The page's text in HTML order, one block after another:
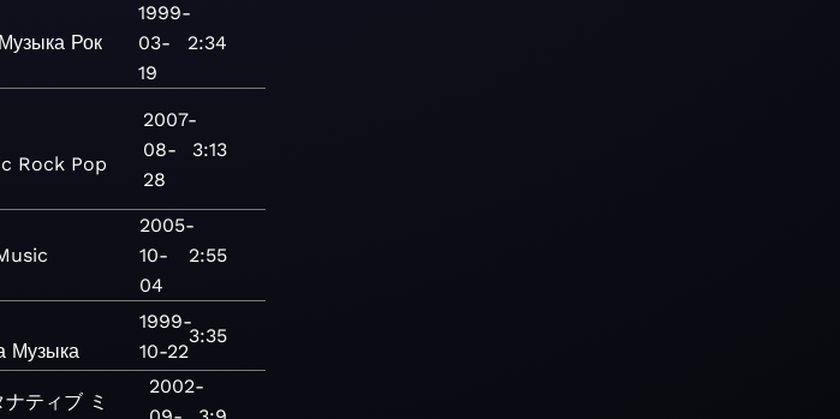
Музыка Рок
1999-
03-
19
2:34
Rock Pop
2007-
08-
28
3:13
2005-
10-
04
2:55
Музыка
1999-
10-22
3:35
ナティブ ミ
2002-